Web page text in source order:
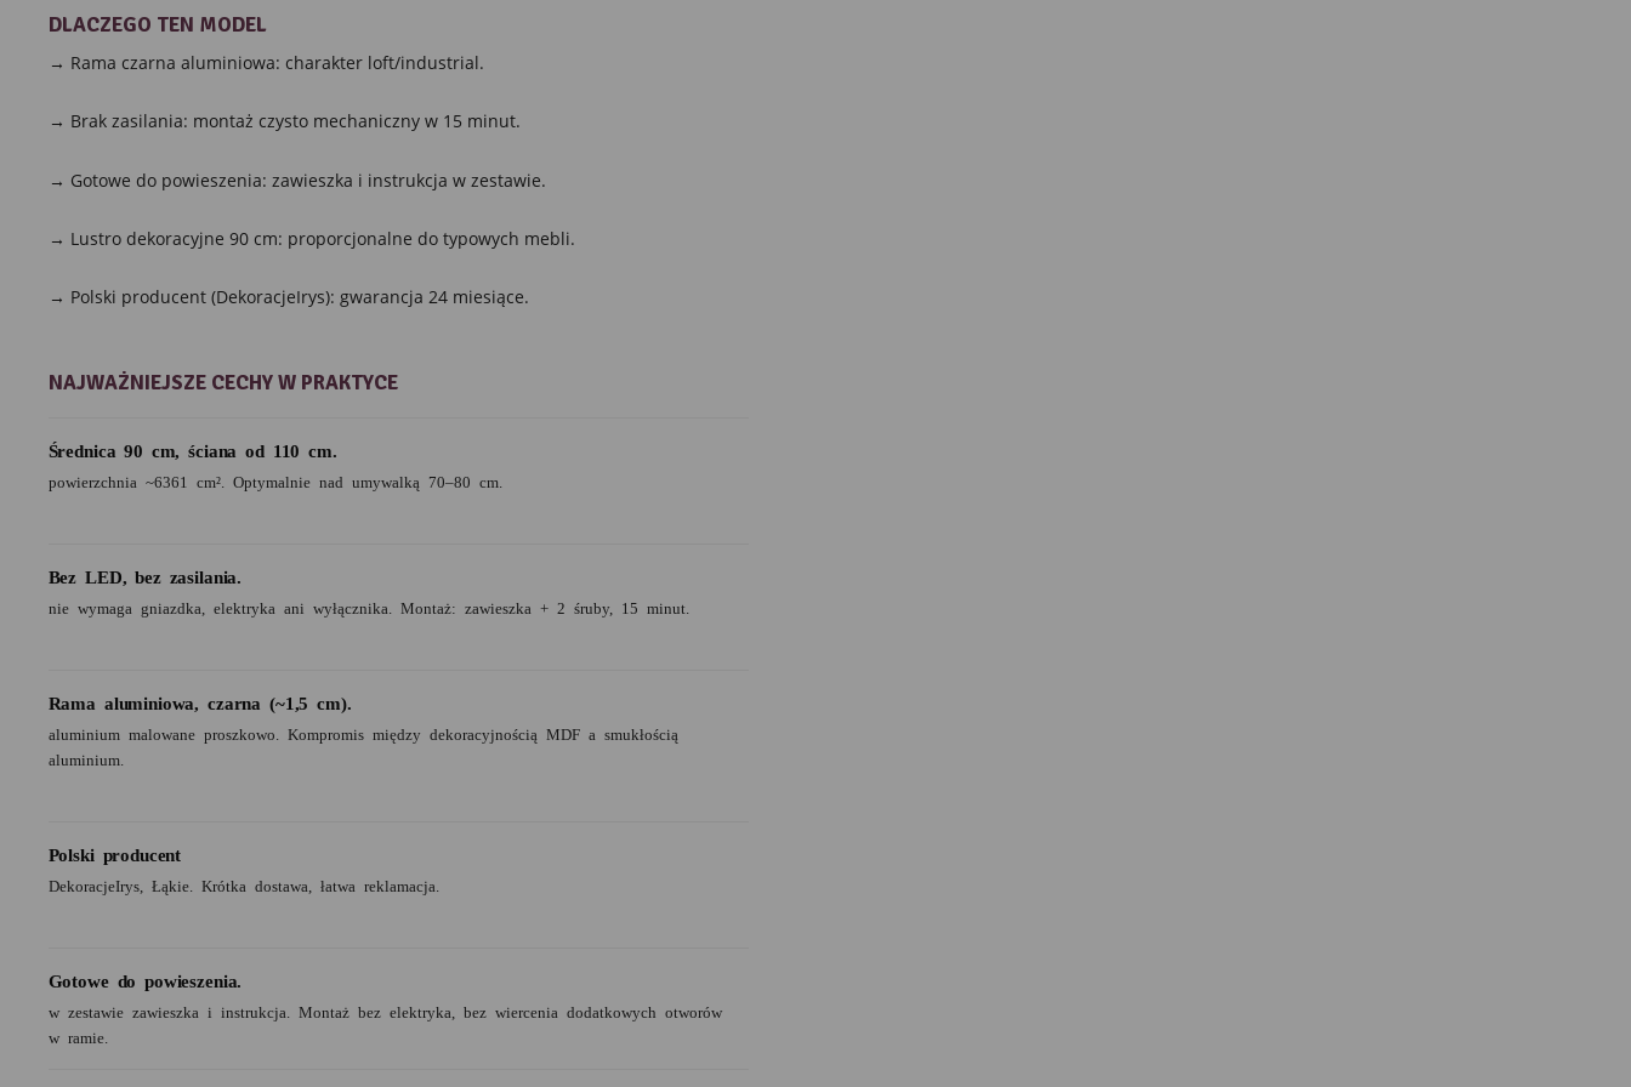
DLACZEGO TEN MODEL
→ Rama czarna aluminiowa: charakter loft/industrial.
→ Brak zasilania: montaż czysto mechaniczny w 15 minut.
→ Gotowe do powieszenia: zawieszka i instrukcja w zestawie.
→ Lustro dekoracyjne 90 cm: proporcjonalne do typowych mebli.
→ Polski producent (DekoracjeIrys): gwarancja 24 miesiące.
NAJWAŻNIEJSZE CECHY W PRAKTYCE
Średnica 90 cm, ściana od 110 cm.
powierzchnia ~6361 cm². Optymalnie nad umywalką 70–80 cm.
Bez LED, bez zasilania.
nie wymaga gniazdka, elektryka ani wyłącznika. Montaż: zawieszka + 2 śruby, 15 minut.
Rama aluminiowa, czarna (~1,5 cm).
aluminium malowane proszkowo. Kompromis między dekoracyjnością MDF a smukłością
aluminium.
Polski producent
DekoracjeIrys, Łąkie. Krótka dostawa, łatwa reklamacja.
Gotowe do powieszenia.
w zestawie zawieszka i instrukcja. Montaż bez elektryka, bez wiercenia dodatkowych otworów
w ramie.